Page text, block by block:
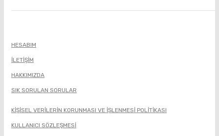
HESABIM
İLETIŞIM
HAKKIMIZDA
SIK SORULAN SORULAR
KİŞİSEL VERİLERİN KORUNMASI VE İŞLENMESİ POLİTİKASI
KULLANICI SÖZLEŞMESİ